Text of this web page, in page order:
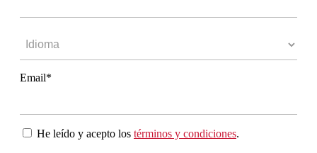
Email*
He leído y acepto los términos y condiciones.